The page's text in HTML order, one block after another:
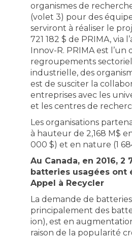
organismes de
(volet 3) pour des
serviront à réaliser le
721 182 $ de PRIMA, via
Innov-R. PRIMA est l’un
regroupements
industrielle, des
est de susciter la
entreprises avec les
et les centres de
Les organisations
à hauteur de 2,168 M$
000 $) et en nature (1
Au Canada, en 2016, 2
batteries usagées ont
Appel à Recycler
La demande de
principalement des
ion), est en
raison de la popularité